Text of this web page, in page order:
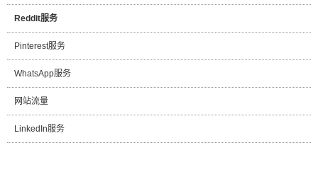
Reddit服务
Pinterest服务
WhatsApp服务
网站流量
LinkedIn服务